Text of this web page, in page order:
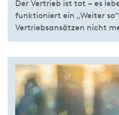
Der Vertrieb ist tot – es
funktioniert ein „Weiter
Vertriebsansätzen nicht